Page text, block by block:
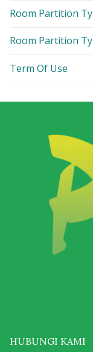
Room Partition
Room Partition
Term Of Use
HUBUNGI KAMI